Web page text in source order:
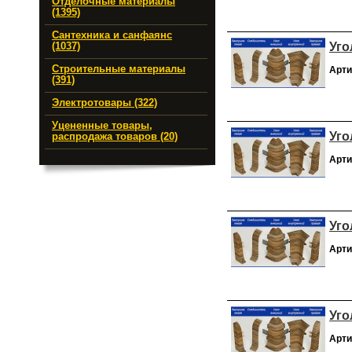
(1395)
Сантехника и санфаянс
(1037)
Строительные материалы
(391)
Электротовары (322)
Уцененные товары,
распродажа товаров (20)